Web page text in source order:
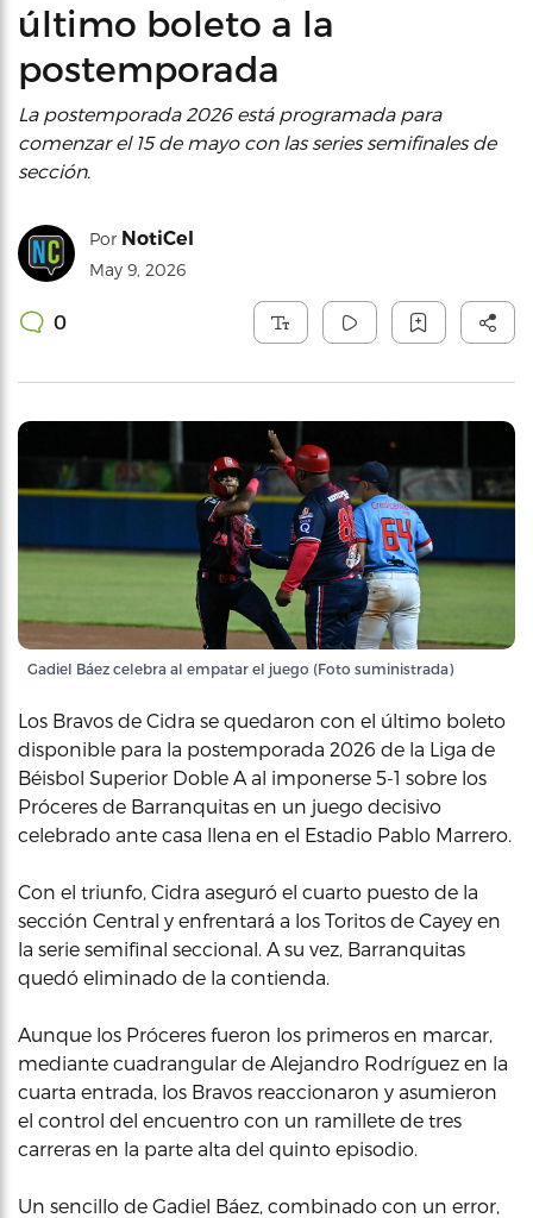
último boleto a la
postemporada
La postemporada 2026 está programada para
comenzar el 15 de mayo con las series semifinales de
sección.
Por NotiCel
May 9, 2026
0
Gadiel Báez celebra al empatar el juego (Foto suministrada)
Los Bravos de Cidra se quedaron con el último boleto
disponible para la postemporada 2026 de la Liga de
Béisbol Superior Doble A al imponerse 5-1 sobre los
Próceres de Barranquitas en un juego decisivo
celebrado ante casa llena en el Estadio Pablo Marrero.
Con el triunfo, Cidra aseguró el cuarto puesto de la
sección Central y enfrentará a los Toritos de Cayey en
la serie semifinal seccional. A su vez, Barranquitas
quedó eliminado de la contienda.
Aunque los Próceres fueron los primeros en marcar,
mediante cuadrangular de Alejandro Rodríguez en la
cuarta entrada, los Bravos reaccionaron y asumieron
el control del encuentro con un ramillete de tres
carreras en la parte alta del quinto episodio.
Un sencillo de Gadiel Báez, combinado con un error,